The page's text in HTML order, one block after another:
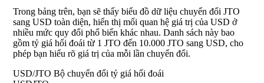
Trong bảng trên, bạn sẽ thấy biểu đồ dữ liệu chuyển đổi JTO
sang USD toàn diện, hiển thị mối quan hệ giá trị của USD ở
nhiều mức quy đổi phổ biến khác nhau. Danh sách này bao
gồm tỷ giá hối đoái từ 1 JTO đến 10.000 JTO sang USD, cho
phép bạn hiểu rõ giá trị của mỗi lần chuyển đổi.
USD/JTO Bộ chuyển đổi tỷ giá hối đoái